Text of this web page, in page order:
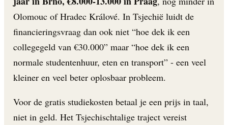
Olomouc of Hradec Králové. In Tsjechië luidt de
financieringsvraag dan ook niet “hoe dek ik een
collegegeld van €30.000” maar “hoe dek ik een
normale studentenhuur, eten en transport” - een veel
kleiner en veel beter oplosbaar probleem.
Voor de gratis studiekosten betaal je een prijs in taal,
niet in geld. Het Tsjechischtalige traject vereist